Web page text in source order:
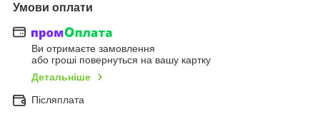
Умови оплати
Ви отримаєте замовлення
або гроші повернуться на вашу картку
Детальніше
Післяплата